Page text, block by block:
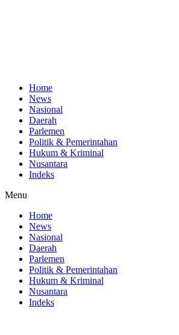
Home
News
Nasional
Daerah
Parlemen
Politik & Pemerintahan
Hukum & Kriminal
Nusantara
Indeks
Menu
Home
News
Nasional
Daerah
Parlemen
Politik & Pemerintahan
Hukum & Kriminal
Nusantara
Indeks